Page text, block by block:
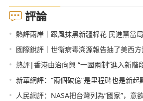
評論
• 熱評兩岸｜跟風抹黑新疆棉花 民進黨當
• 國際銳評｜世衛病毒溯源報告抽了美西
• 熱評|香港由治向興 “一國兩制”進入新階
• 新華網評：“兩個破億”是里程碑也是新起
• 人民網評：NASA把台灣列為“國家”，意